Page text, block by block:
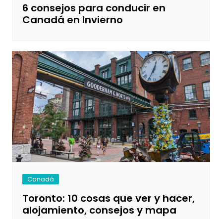
6 consejos para conducir en
Canadá en Invierno
Canadá
Toronto: 10 cosas que ver y hacer,
alojamiento, consejos y mapa